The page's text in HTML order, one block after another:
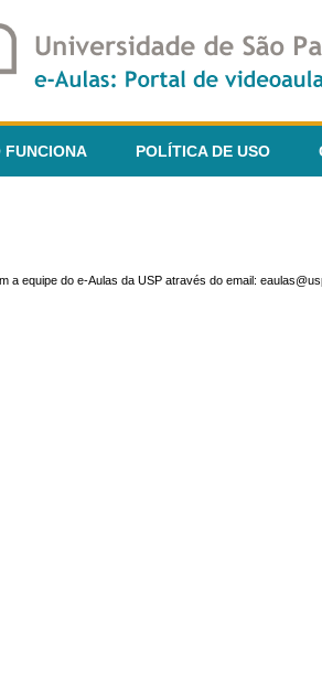
FUNCIONA POLÍTICA DE USO
a equipe do e-Aulas da USP através do email: